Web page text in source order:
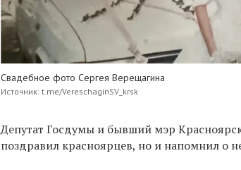
Свадебное фото Сергея Верещагина
Источник: t.me/VereschaginSV_krsk
Депутат Госдумы и бывший мэр
поздравил красноярцев, но и напомнил о